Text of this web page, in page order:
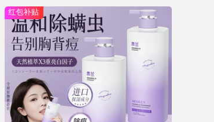
红包补贴